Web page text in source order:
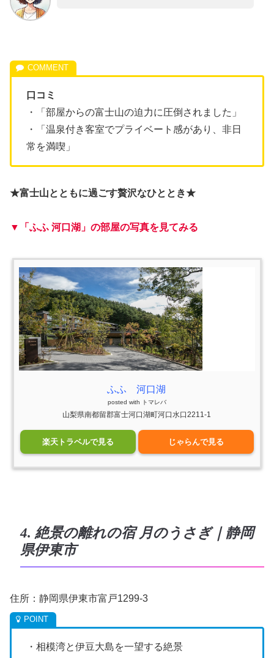
口コミ
・「部屋からの富士山の迫力に圧倒されました」
・「温泉付き客室でプライベート感があり、非日
常を満喫」
★富士山とともに過ごす贅沢なひととき★
▼「ふふ 河口湖」の部屋の写真を見てみる
ふふ 河口湖
posted with トマレバ
山梨県南都留郡富士河口湖町河口水口2211-1
楽天トラベルで見る じゃらんで見る
4. 絶景の離れの宿 月のうさぎ｜静岡
県伊東市
住所：静岡県伊東市富戸1299-3
・相模湾と伊豆大島を一望する絶景